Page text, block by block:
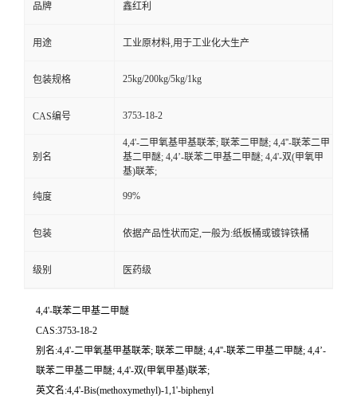
品牌 鑫红利
用途 工业原材料,用于工业化大生产
包装规格 25kg/200kg/5kg/1kg
CAS编号 3753-18-2
别名
4,4'-二甲氧基甲基联苯; 联苯二甲醚; 4,4''-联苯二甲
基二甲醚; 4,4’-联苯二甲基二甲醚; 4,4'-双(甲氧甲
基)联苯;
纯度 99%
包装 依据产品性状而定,一般为:纸板桶或镀锌铁桶
级别 医药级
4,4'-联苯二甲基二甲醚
CAS:3753-18-2
别名:4,4'-二甲氧基甲基联苯; 联苯二甲醚; 4,4''-联苯二甲基二甲醚; 4,4’-
联苯二甲基二甲醚; 4,4'-双(甲氧甲基)联苯;
英文名:4,4'-Bis(methoxymethyl)-1,1'-biphenyl